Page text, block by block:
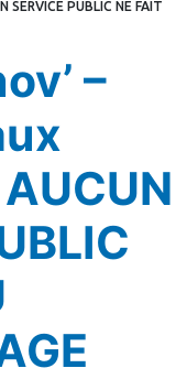
PUBLIC NE FAIT
–